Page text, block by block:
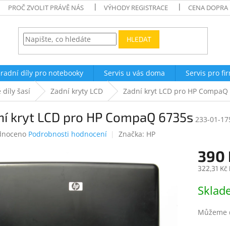
PROČ ZVOLIT PRÁVĚ NÁS VÝHODY REGISTRACE CENA
HLEDAT
díly pro notebooky Servis u vás doma Servis pro
díly šasí Zadní kryty LCD Zadní kryt LCD pro HP CompaQ
kryt LCD pro HP CompaQ 6735s 233-01-
Podrobnosti hodnocení Značka: HP
390
322,31 Kč
cena:
Můžeme